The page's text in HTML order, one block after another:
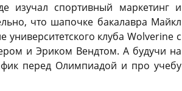
изучал спортивный маркетинг и
что шапочке бакалавра Майкл
клуба Wolverine с
и Эриком Вендтом. А будучи на
перед Олимпиадой и про учебу